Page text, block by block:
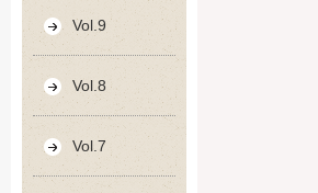
Vol.9
Vol.8
Vol.7